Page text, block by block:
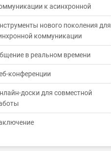
к асинхронной
нового поколения для
коммуникации
в реальном времени
конференции
доски для совместной